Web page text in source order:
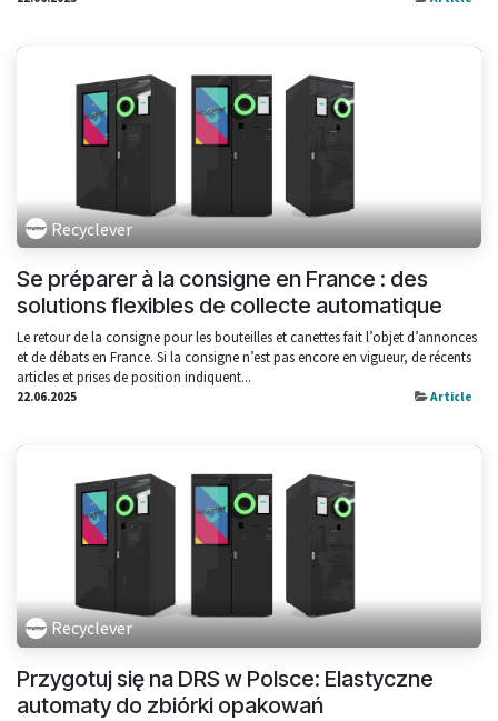
Recyclever
Se préparer à la consigne en France : des
solutions flexibles de collecte automatique
Le retour de la consigne pour les bouteilles et canettes fait l’objet d’annonces
et de débats en France. Si la consigne n’est pas encore en vigueur, de récents
articles et prises de position indiquent...
22.06.2025 Article
Recyclever
Przygotuj się na DRS w Polsce: Elastyczne
automaty do zbiórki opakowań